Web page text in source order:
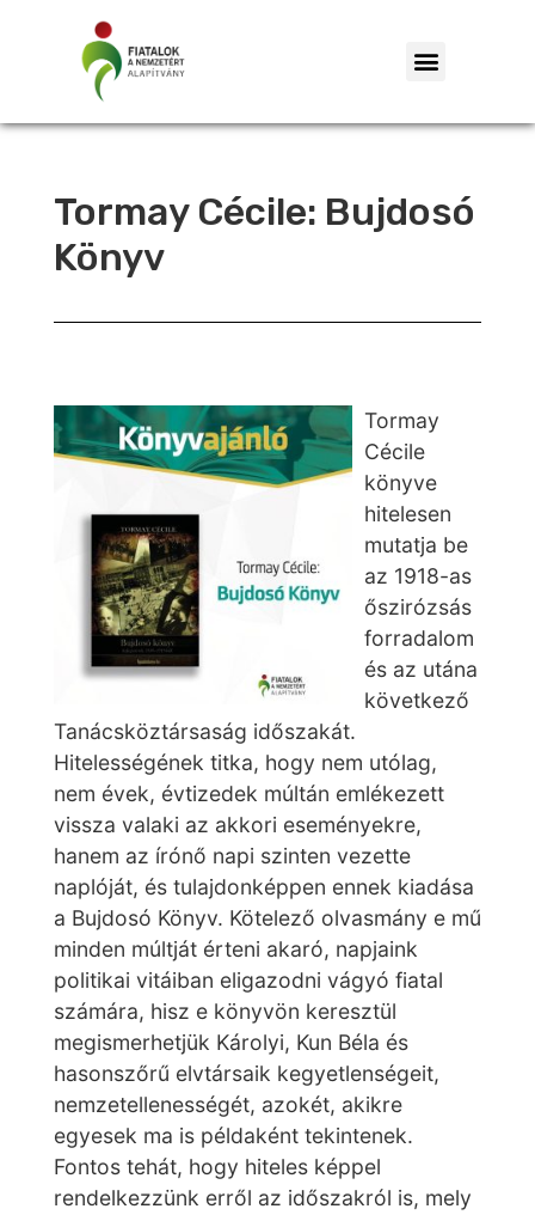
Tormay Cécile: Bujdosó
Könyv
Tormay
Cécile
könyve
hitelesen
mutatja be
az 1918-as
őszirózsás
forradalom
és az utána
következő
Tanácsköztársaság időszakát.
Hitelességének titka, hogy nem utólag,
nem évek, évtizedek múltán emlékezett
vissza valaki az akkori eseményekre,
hanem az írónő napi szinten vezette
naplóját, és tulajdonképpen ennek kiadása
a Bujdosó Könyv. Kötelező olvasmány e mű
minden múltját érteni akaró, napjaink
politikai vitáiban eligazodni vágyó fiatal
számára, hisz e könyvön keresztül
megismerhetjük Károlyi, Kun Béla és
hasonszőrű elvtársaik kegyetlenségeit,
nemzetellenességét, azokét, akikre
egyesek ma is példaként tekintenek.
Fontos tehát, hogy hiteles képpel
rendelkezzünk erről az időszakról is, mely